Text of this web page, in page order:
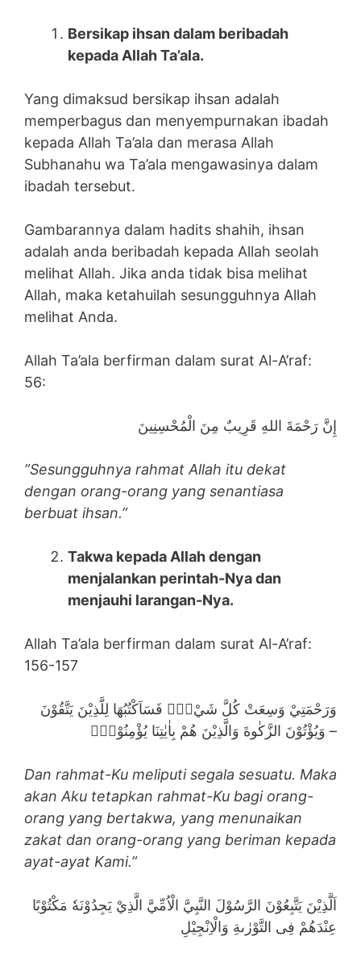
Bersikap ihsan dalam beribadah
kepada Allah Ta’ala.
Yang dimaksud bersikap ihsan adalah
memperbagus dan menyempurnakan ibadah
kepada Allah Ta’ala dan merasa Allah
Subhanahu wa Ta’ala mengawasinya dalam
ibadah tersebut.
Gambarannya dalam hadits shahih, ihsan
adalah anda beribadah kepada Allah seolah
melihat Allah. Jika anda tidak bisa melihat
Allah, maka ketahuilah sesungguhnya Allah
melihat Anda.
Allah Ta’ala berfirman dalam surat Al-A’raf:
56:
إِنَّ رَحْمَةَ اللهِ قَرِيبٌ مِنَ الْمُحْسِنِينَ
”Sesungguhnya rahmat Allah itu dekat
dengan orang-orang yang senantiasa
berbuat ihsan.”
Takwa kepada Allah dengan
menjalankan perintah-Nya dan
menjauhi larangan-Nya.
Allah Ta’ala berfirman dalam surat Al-A’raf:
156-157
وَرَحْمَتِيْ وَسِعَتْ كُلَّ شَيْءٍۗ فَسَاَكْتُبُهَا لِلَّذِيْنَ يَتَّقُوْنَ
وَيُؤْتُوْنَ الزَّكٰوةَ وَالَّذِيْنَ هُمْ بِاٰيٰتِنَا يُؤْمِنُوْنَۚ –
Dan rahmat-Ku meliputi segala sesuatu. Maka
akan Aku tetapkan rahmat-Ku bagi orang-
orang yang bertakwa, yang menunaikan
zakat dan orang-orang yang beriman kepada
ayat-ayat Kami.”
اَلَّذِيْنَ يَتَّبِعُوْنَ الرَّسُوْلَ النَّبِيَّ الْاُمِّيَّ الَّذِيْ يَجِدُوْنَهٗ مَكْتُوْبًا
عِنْدَهُمْ فِى التَّوْرٰىةِ وَالْاِنْجِيْلِ